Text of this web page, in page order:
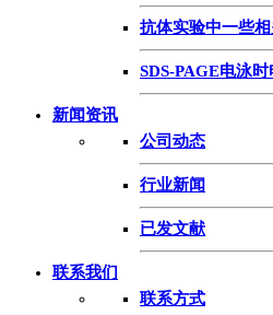
抗体实验中一些
SDS-PAGE电泳
新闻资讯
公司动态
行业新闻
已发文献
联系我们
联系方式